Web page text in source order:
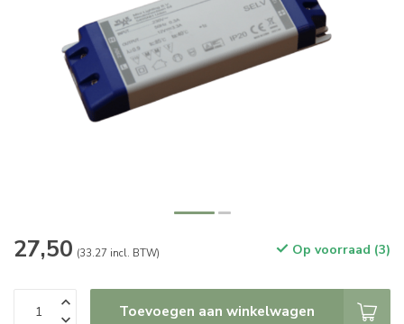
27,50 (33.27 incl. BTW) Op voorraad (3)
Toevoegen aan winkelwagen